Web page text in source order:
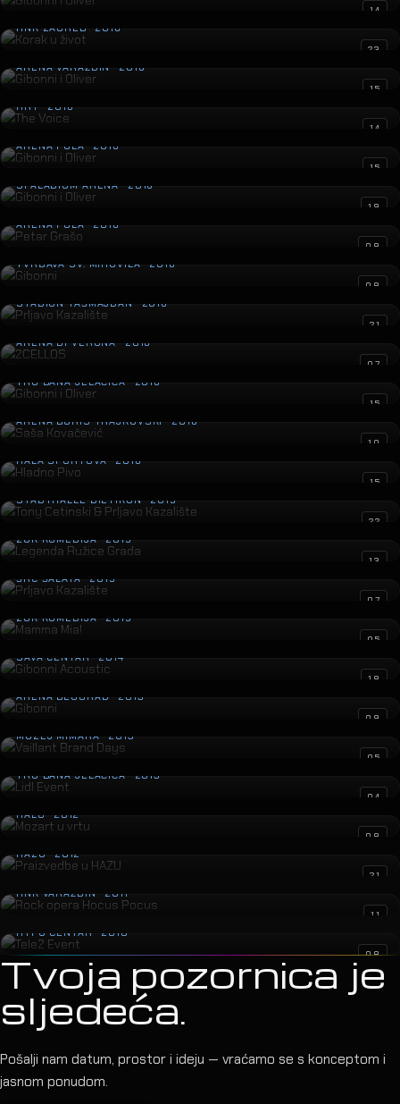
14
Korak u život
HNK ZAGREB · 2016
23
Gibonni i Oliver
ARENA VARAŽDIN · 2016
15
The Voice
HRT · 2016
14
Gibonni i Oliver
ARENA PULA · 2016
15
Gibonni i Oliver
SPALADIUM ARENA · 2016
19
Petar Grašo
ARENA PULA · 2016
08
Gibonni
TVRĐAVA SV. MIHOVILA · 2016
08
Prljavo Kazalište
STADION TAŠMAJDAN · 2016
21
2CELLOS
ARENA DI VERONA · 2016
07
Gibonni i Oliver
TRG BANA JELAČIĆA · 2016
15
Saša Kovačević
ARENA BORIS TRAJKOVSKI · 2016
10
Hladno Pivo
HALA SPORTOVA · 2016
15
Tony Cetinski & Prljavo Kazalište
STADTHALLE DIETIKON · 2015
22
Legenda Ružice Grada
ZGK KOMEDIJA · 2015
13
Prljavo Kazalište
ŠRC ŠALATA · 2015
07
Mamma Mia!
ZGK KOMEDIJA · 2015
05
Gibonni Acoustic
SAVA CENTAR · 2014
18
Gibonni
ARENA BEOGRAD · 2013
09
Vaillant Brand Days
MUZEJ MIMARA · 2013
05
Lidl Event
TRG BANA JELAČIĆA · 2013
04
Mozart u vrtu
HALU · 2012
08
Praizvedbe u HAZU
HAZU · 2012
21
Rock opera Hocus Pocus
HNK VARAŽDIN · 2011
11
Tele2 Event
HYPO CENTAR · 2010
08
Tvoja pozornica je
sljedeća.
Pošalji nam datum, prostor i ideju — vraćamo se s konceptom i
jasnom ponudom.